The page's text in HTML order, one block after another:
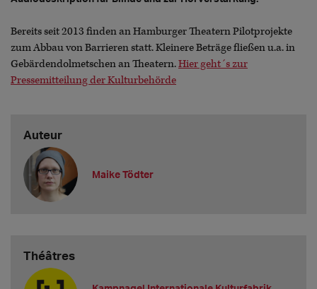
Bereits seit 2013 finden an Hamburger Theatern Pilotprojekte
zum Abbau von Barrieren statt. Kleinere Beträge fließen u.a. in
Gebärdendolmetschen an Theatern.Hier geht´s zur
Pressemitteilung der Kulturbehörde
Auteur
Maike Tödter
Théâtres